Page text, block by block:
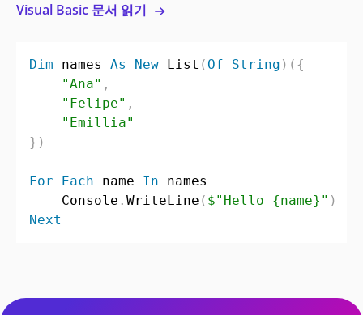
Visual Basic 문서 읽기
Dim names As New List ( Of String ) ( {
"Ana" ,
"Felipe" ,
"Emillia"
} )
For Each name In names
    Console
. WriteLine ( $"Hello {name}" )
Next